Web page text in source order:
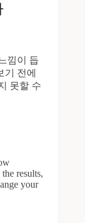
낌이 듭
기 전에
못할 수
results,
your